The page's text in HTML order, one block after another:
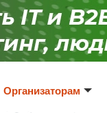
Организаторам